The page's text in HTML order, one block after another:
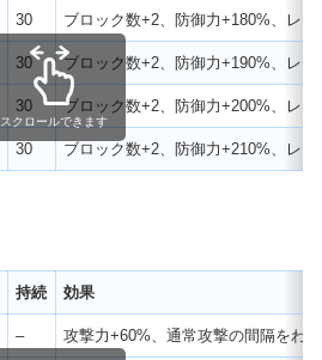
30 ブロック数+2、防御力+180%、レ
30 ブロック数+2、防御力+190%、レ
30 ブロック数+2、防御力+200%、レ
30 ブロック数+2、防御力+210%、レ
スクロールできます
持続 効果
– 攻撃力+60%、通常攻撃の間隔をわ